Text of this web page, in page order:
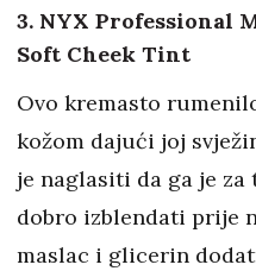
3. NYX Professional
Soft Cheek Tint
Ovo kremasto
kožom dajući joj
je naglasiti da ga je
dobro izblendati prije
maslac i glicerin